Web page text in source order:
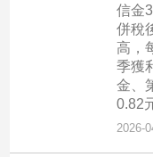
信金
併稅
高，
季獲
金、
0.82
2026-